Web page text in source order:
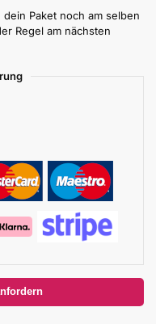
Paket noch am selben
Regel am nächsten